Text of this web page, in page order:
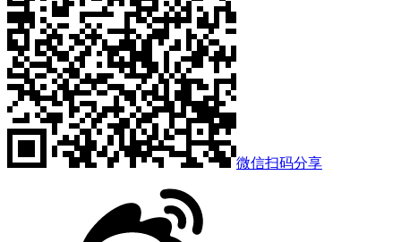
微信扫码分享